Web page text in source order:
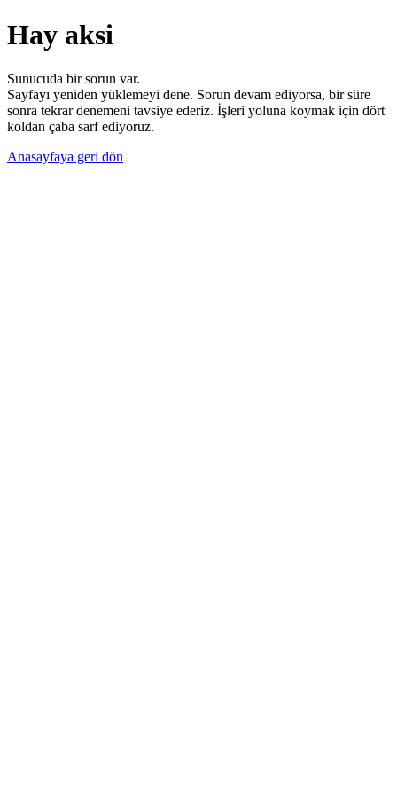
Hay aksi
Sunucuda bir sorun var.
Sayfayı yeniden yüklemeyi dene. Sorun devam ediyorsa, bir süre
sonra tekrar denemeni tavsiye ederiz. İşleri yoluna koymak için dört
koldan çaba sarf ediyoruz.
Anasayfaya geri dön